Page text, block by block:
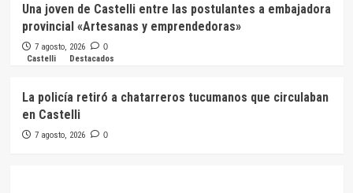
Una joven de Castelli entre las postulantes a embajadora
provincial «Artesanas y emprendedoras»
7 agosto, 2026 0
Castelli Destacados
La policía retiró a chatarreros tucumanos que circulaban
en Castelli
7 agosto, 2026 0